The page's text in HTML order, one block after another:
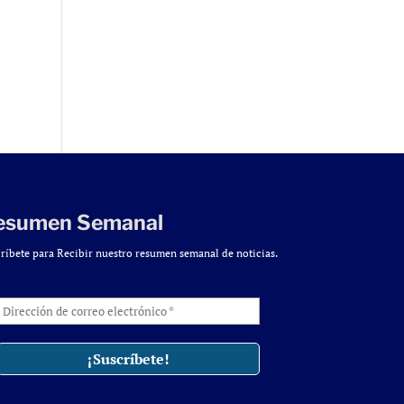
Semanal
para Recibir nuestro resumen semanal de noticias.